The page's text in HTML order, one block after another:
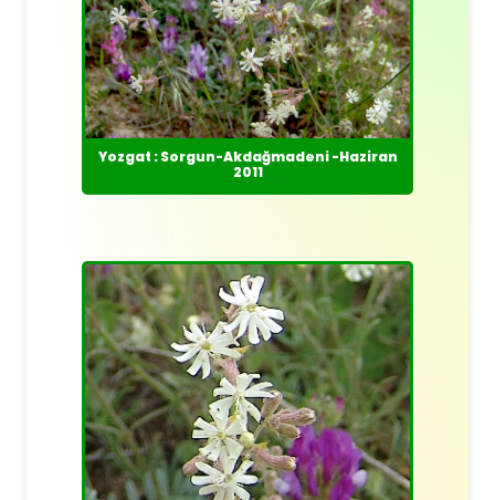
Yozgat : Sorgun-Akdağmadeni -Haziran
2011